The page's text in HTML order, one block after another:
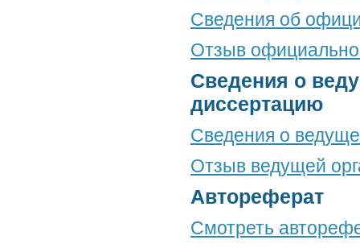
Сведения об
Отзыв
Сведения о
диссертацию
Сведения о
Отзыв ведущей
Автореферат
Смотреть